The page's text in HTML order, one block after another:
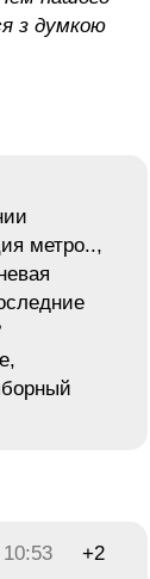
з думкою
метро..,
10:53 +2